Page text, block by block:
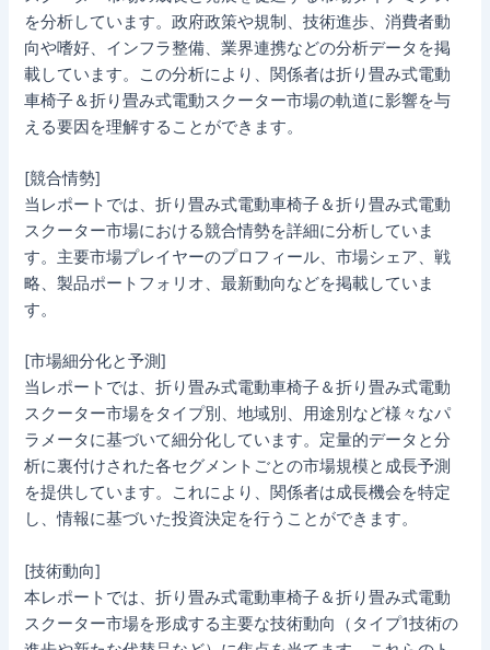
を分析しています。政府政策や規制、技術進歩、消費者動
向や嗜好、インフラ整備、業界連携などの分析データを掲
載しています。この分析により、関係者は折り畳み式電動
車椅子＆折り畳み式電動スクーター市場の軌道に影響を与
える要因を理解することができます。
[競合情勢]
当レポートでは、折り畳み式電動車椅子＆折り畳み式電動
スクーター市場における競合情勢を詳細に分析していま
す。主要市場プレイヤーのプロフィール、市場シェア、戦
略、製品ポートフォリオ、最新動向などを掲載していま
す。
[市場細分化と予測]
当レポートでは、折り畳み式電動車椅子＆折り畳み式電動
スクーター市場をタイプ別、地域別、用途別など様々なパ
ラメータに基づいて細分化しています。定量的データと分
析に裏付けされた各セグメントごとの市場規模と成長予測
を提供しています。これにより、関係者は成長機会を特定
し、情報に基づいた投資決定を行うことができます。
[技術動向]
本レポートでは、折り畳み式電動車椅子＆折り畳み式電動
スクーター市場を形成する主要な技術動向（タイプ1技術の